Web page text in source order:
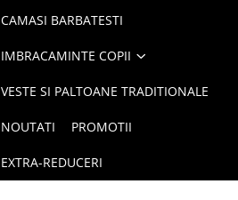
CAMASI BARBATESTI
IMBRACAMINTE COPII
VESTE SI PALTOANE TRADITIONALE
NOUTATI PROMOTII
EXTRA-REDUCERI